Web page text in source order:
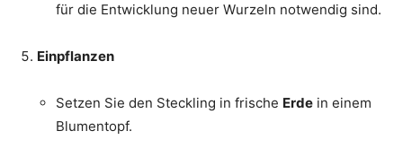
für die Entwicklung neuer Wurzeln notwendig sind.
Einpflanzen
Setzen Sie den Steckling in frische Erde in einem
Blumentopf.